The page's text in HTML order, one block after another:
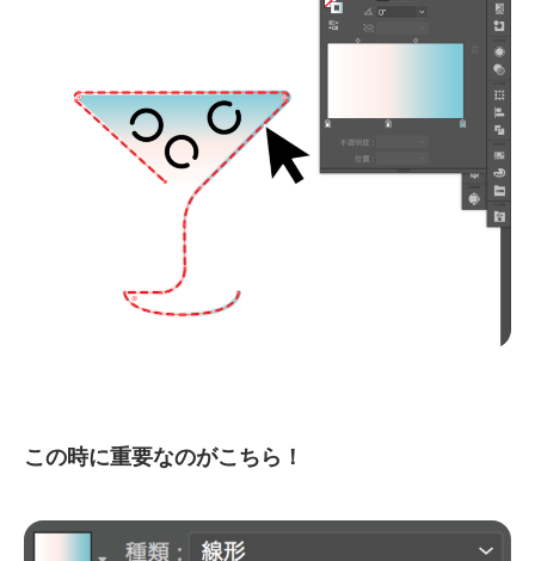
この時に重要なのがこちら！